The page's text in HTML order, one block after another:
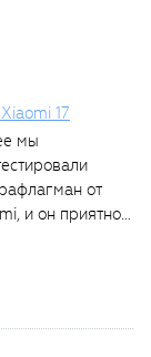
17
мы
от
и он приятно